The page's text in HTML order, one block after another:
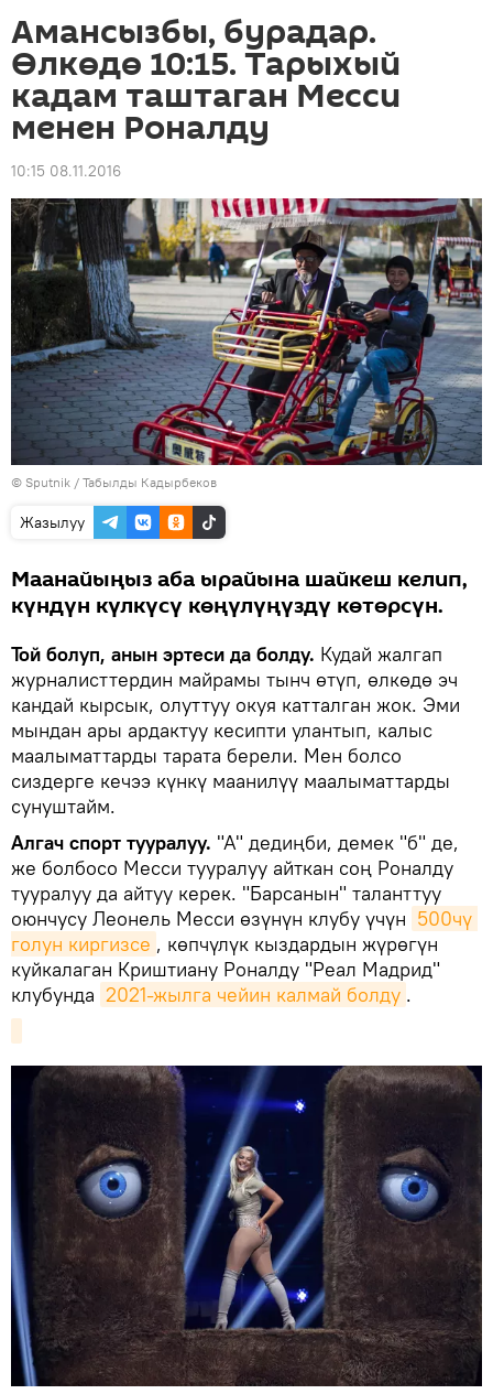
Амансызбы, бурадар.
Өлкөдө 10:15. Тарыхый
кадам таштаган Месси
менен Роналду
10:15 08.11.2016
© Sputnik / Табылды Кадырбеков
Жазылуу
Маанайыңыз аба ырайына шайкеш келип,
күндүн күлкүсү көңүлүңүздү көтөрсүн.
Той болуп, анын эртеси да болду. Кудай жалгап
журналисттердин майрамы тынч өтүп, өлкөдө эч
кандай кырсык, олуттуу окуя катталган жок. Эми
мындан ары ардактуу кесипти улантып, калыс
маалыматтарды тарата берели. Мен болсо
сиздерге кечээ күнкү маанилүү маалыматтарды
сунуштайм.
Алгач спорт тууралуу. "А" дедиңби, демек "б" де,
же болбосо Месси тууралуу айткан соң Роналду
тууралуу да айтуу керек. "Барсанын" таланттуу
оюнчусу Леонель Месси өзүнүн клубу үчүн 500чү
голун киргизсе , көпчүлүк кыздардын жүрөгүн
куйкалаган Криштиану Роналду "Реал Мадрид"
клубунда 2021-жылга чейин калмай болду .